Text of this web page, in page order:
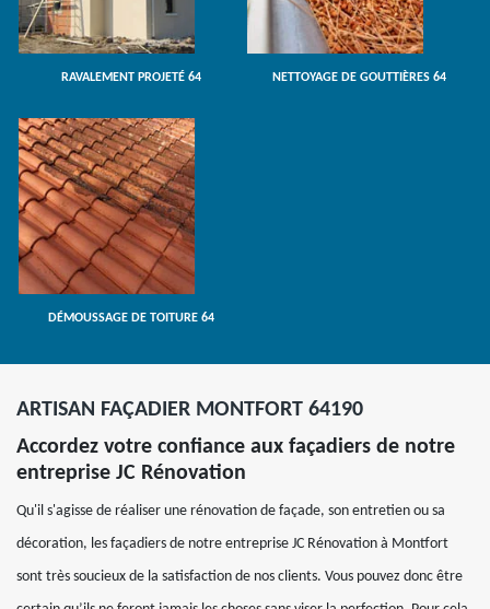
RAVALEMENT PROJETÉ 64 NETTOYAGE DE GOUTTIÈRES 64
DÉMOUSSAGE DE TOITURE 64
ARTISAN FAÇADIER MONTFORT 64190
Accordez votre confiance aux façadiers de notre
entreprise JC Rénovation
Qu'il s'agisse de réaliser une rénovation de façade, son entretien ou sa
décoration, les façadiers de notre entreprise JC Rénovation à Montfort
sont très soucieux de la satisfaction de nos clients. Vous pouvez donc être